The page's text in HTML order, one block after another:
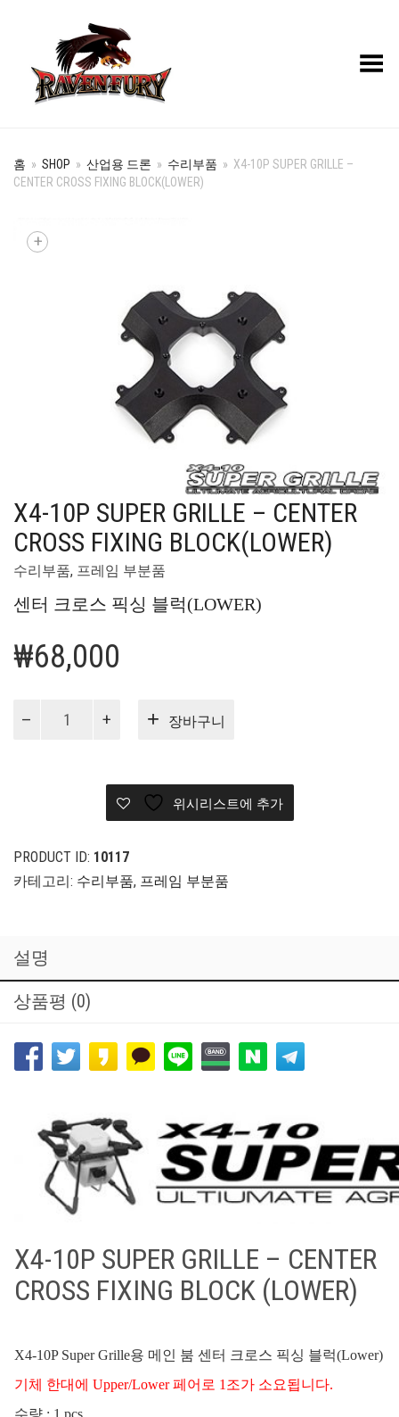
Toggle Menu
홈 » SHOP » 산업용 드론 » 수리부품 » X4-10P SUPER GRILLE –
CENTER CROSS FIXING BLOCK(LOWER)
+
X4-10P SUPER GRILLE – CENTER
CROSS FIXING BLOCK(LOWER)
수리부품, 프레임 부분품
센터 크로스 픽싱 블럭(LOWER)
₩68,000
Block(Lower)
수
장바구니
위시리스트에 추가
PRODUCT ID: 10117
카테고리: 수리부품, 프레임 부분품
설명
상품평 (0)
X4-10P SUPER GRILLE – CENTER
CROSS FIXING BLOCK (LOWER)
X4-10P Super Grille용 메인 붐 센터 크로스 픽싱 블럭(Lower)
기체 한대에 Upper/Lower 페어로 1조가 소요됩니다.
수량 : 1 pcs